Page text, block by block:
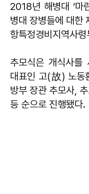
2018년 해병대 ‘마
병대 장병들에 대한
항특정경비지역사
추모식은 개식사를
대표인 고(故) 노동
방부 장관 추모사,
등 순으로 진행됐다.